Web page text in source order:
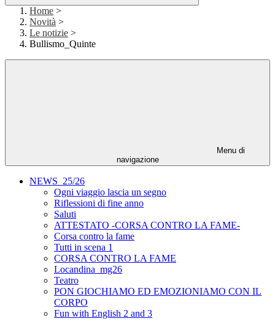
Home >
Novità >
Le notizie >
Bullismo_Quinte
Menu di
navigazione
NEWS_25/26
Ogni viaggio lascia un segno
Riflessioni di fine anno
Saluti
ATTESTATO -CORSA CONTRO LA FAME-
Corsa contro la fame
Tutti in scena 1
CORSA CONTRO LA FAME
Locandina_mg26
Teatro
PON GIOCHIAMO ED EMOZIONIAMO CON IL
CORPO
Fun with English 2 and 3